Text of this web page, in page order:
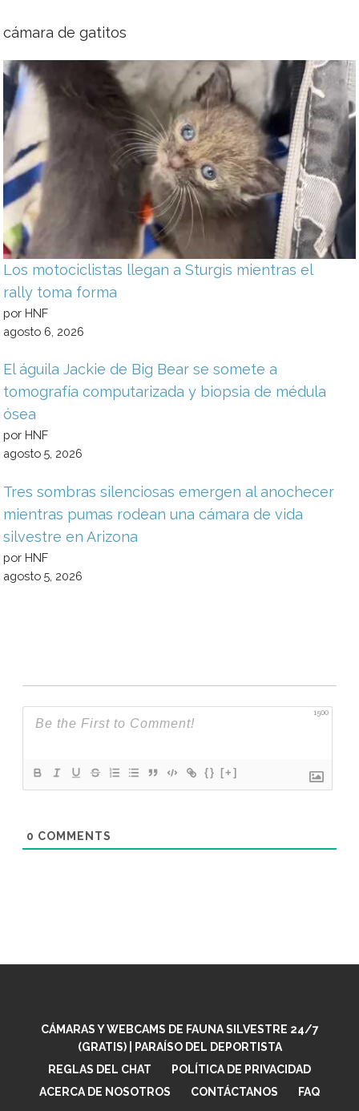
cámara de gatitos
Los motociclistas llegan a Sturgis mientras el
rally toma forma
por HNF
agosto 6, 2026
El águila Jackie de Big Bear se somete a
tomografía computarizada y biopsia de médula
ósea
por HNF
agosto 5, 2026
Tres sombras silenciosas emergen al anochecer
mientras pumas rodean una cámara de vida
silvestre en Arizona
por HNF
agosto 5, 2026
1500
{} [+]
0 COMMENTS
CÁMARAS Y WEBCAMS DE FAUNA SILVESTRE 24/7
(GRATIS) | PARAÍSO DEL DEPORTISTA
REGLAS DEL CHAT
POLÍTICA DE PRIVACIDAD
ACERCA DE NOSOTROS
CONTÁCTANOS FAQ